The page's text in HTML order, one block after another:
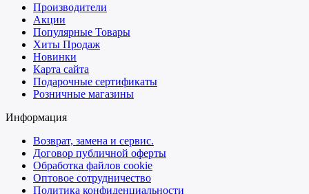
Производители
Акции
Популярные Товары
Хиты Продаж
Новинки
Карта сайта
Подарочные сертификаты
Розничные магазины
Информация
Возврат, замена и сервис.
Договор публичной оферты
Обработка файлов cookie
Оптовое сотрудничество
Политика конфиденциальности